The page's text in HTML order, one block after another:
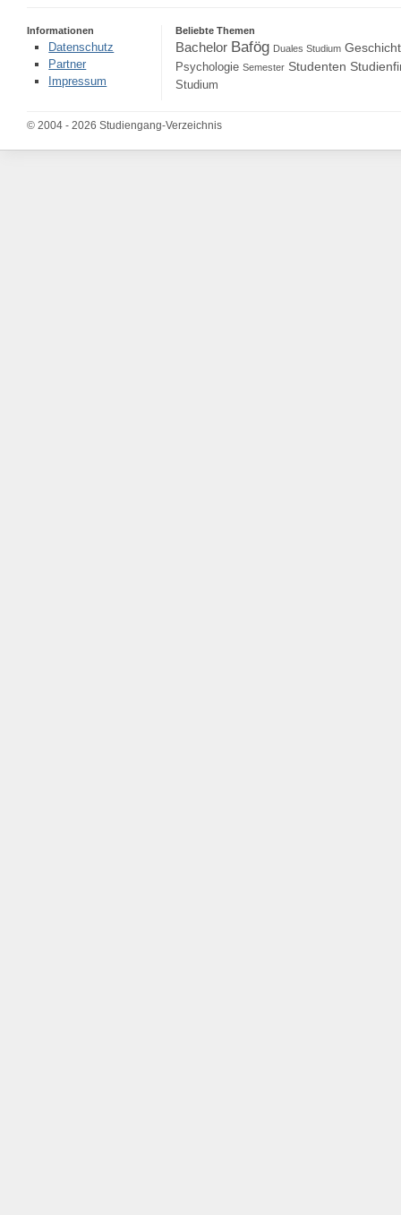
Informationen
Datenschutz
Partner
Impressum
Beliebte Themen
Bachelor Bafög Duales Studium
Psychologie Semester Studenten
Studium
© 2004 - 2026 Studiengang-Verzeichnis